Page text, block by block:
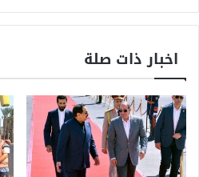
اخبار ذات صلة